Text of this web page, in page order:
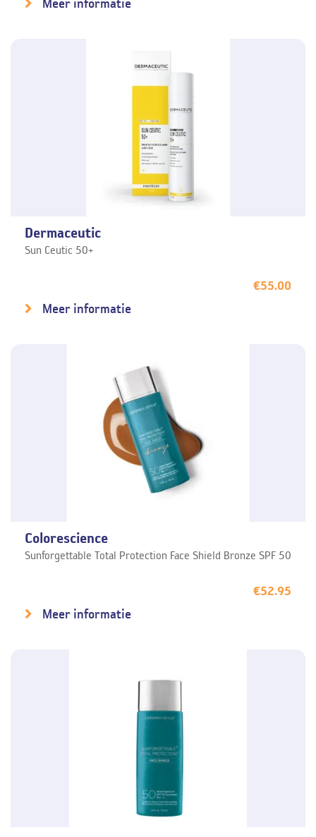
Meer informatie
Dermaceutic
Sun Ceutic 50+
€55.00
Meer informatie
Colorescience
Sunforgettable Total Protection Face Shield Bronze SPF 50
€52.95
Meer informatie